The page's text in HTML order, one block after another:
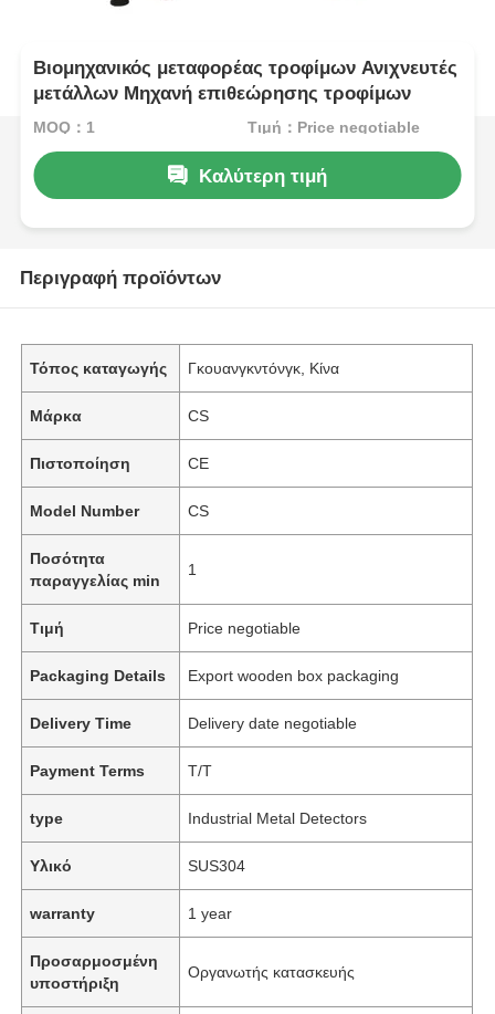
Βιομηχανικός μεταφορέας τροφίμων Ανιχνευτές
μετάλλων Μηχανή επιθεώρησης τροφίμων
MOQ：1 Τιμή：Price negotiable
Καλύτερη τιμή
Περιγραφή προϊόντων
Τόπος καταγωγής Γκουανγκντόνγκ, Κίνα
Μάρκα CS
Πιστοποίηση CE
Model Number CS
Ποσότητα
παραγγελίας min
1
Τιμή Price negotiable
Packaging Details Export wooden box packaging
Delivery Time Delivery date negotiable
Payment Terms T/T
type Industrial Metal Detectors
Υλικό SUS304
warranty 1 year
Προσαρμοσμένη
υποστήριξη
Οργανωτής κατασκευής